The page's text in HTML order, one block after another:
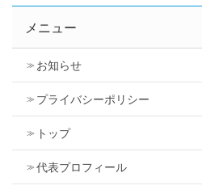
メニュー
お知らせ
プライバシーポリシー
トップ
代表プロフィール